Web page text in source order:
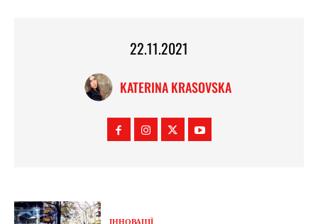
22.11.2021
KATERINA KRASOVSKA
ІННОВАЦІЇ